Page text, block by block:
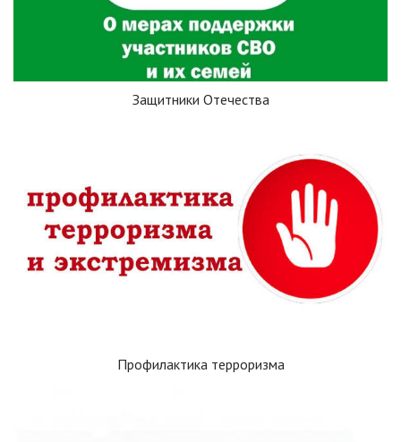
Защитники Отечества
Профилактика терроризма